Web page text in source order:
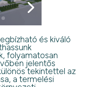
és kiváló
folyamatosan
jelentős
tekintettel az
a termelési